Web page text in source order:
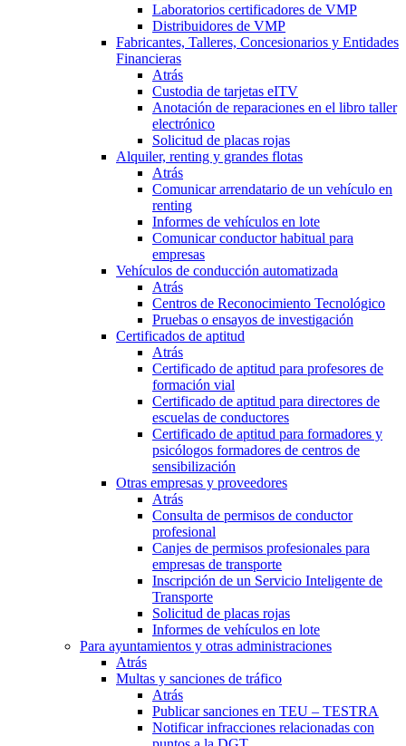
Laboratorios certificadores de VMP
Distribuidores de VMP
Fabricantes, Talleres, Concesionarios y Entidades
Financieras
Atrás
Custodia de tarjetas eITV
Anotación de reparaciones en el libro taller
electrónico
Solicitud de placas rojas
Alquiler, renting y grandes flotas
Atrás
Comunicar arrendatario de un vehículo en
renting
Informes de vehículos en lote
Comunicar conductor habitual para
empresas
Vehículos de conducción automatizada
Atrás
Centros de Reconocimiento Tecnológico
Pruebas o ensayos de investigación
Certificados de aptitud
Atrás
Certificado de aptitud para profesores de
formación vial
Certificado de aptitud para directores de
escuelas de conductores
Certificado de aptitud para formadores y
psicólogos formadores de centros de
sensibilización
Otras empresas y proveedores
Atrás
Consulta de permisos de conductor
profesional
Canjes de permisos profesionales para
empresas de transporte
Inscripción de un Servicio Inteligente de
Transporte
Solicitud de placas rojas
Informes de vehículos en lote
Para ayuntamientos y otras administraciones
Atrás
Multas y sanciones de tráfico
Atrás
Publicar sanciones en TEU – TESTRA
Notificar infracciones relacionadas con